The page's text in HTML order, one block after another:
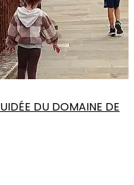
DU DOMAINE DE